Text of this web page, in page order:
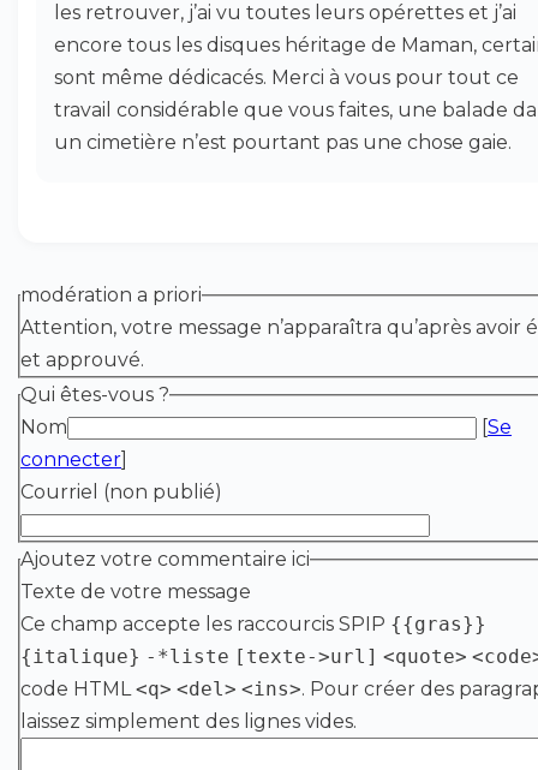
les retrouver, j’ai vu toutes leurs opérettes et j’ai
encore tous les disques héritage de Maman,
sont même dédicacés. Merci à vous pour tout ce
travail considérable que vous faites, une balade
un cimetière n’est pourtant pas une chose gaie.
modération a priori
Attention, votre message n’apparaîtra qu’après avoir
et approuvé.
Qui êtes-vous ?
Nom
[Se
connecter]
Courriel (non publié)
Ajoutez votre commentaire ici
Texte de votre message
Ce champ accepte les raccourcis SPIP {{gras}}
{italique} -*liste [texte->url] <quote>
code HTML<q> <del> <ins>. Pour créer des
laissez simplement des lignes vides.